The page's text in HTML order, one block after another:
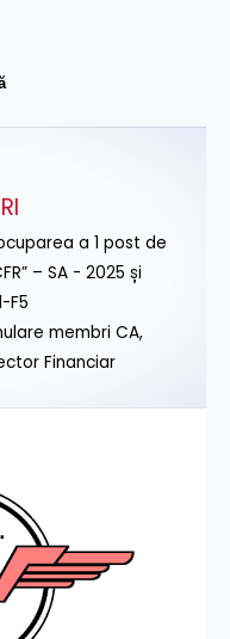
a 1 post de
– SA - 2025 și
F5
membri CA,
Financiar